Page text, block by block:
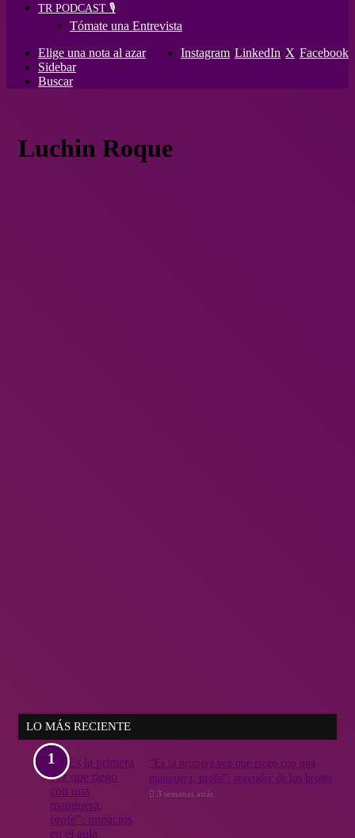
TR PODCAST 🎙️
Tómate una Entrevista
Facebook
X
LinkedIn
Instagram
Elige una nota al azar
Sidebar
Buscar
Luchin Roque
LO MÁS RECIENTE
“Es la primera vez que riego con una
manguera, profe”: aprender de los brotes
3 semanas atrás